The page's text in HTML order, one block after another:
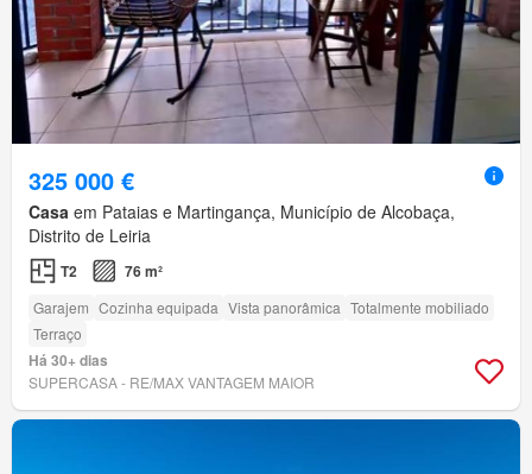
325 000 €
Casa em Pataias e Martingança, Município de Alcobaça,
Distrito de Leiria
T2 76 m²
Garajem Cozinha equipada Vista panorâmica Totalmente mobiliado
Terraço
Há 30+ dias
SUPERCASA - RE/MAX VANTAGEM MAIOR